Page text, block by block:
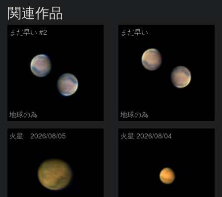
関連作品
まだ早い #2
地球の為
まだ早い
地球の為
火星 2026/08/05 火星 2026/08/04